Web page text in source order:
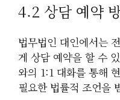
4.2 상담 예약
법무법인 대인에서는
게 상담 예약을 할 수
와의 1:1 대화를 통해
필요한 법률적 조언을